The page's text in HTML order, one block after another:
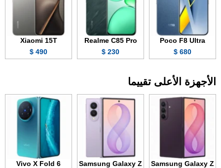
Poco F8 Ultra
680 $
Realme C85 Pro
230 $
Xiaomi 15T
490 $
الأجهزة الأعلى تقييما
Samsung Galaxy Z
Samsung Galaxy Z
Vivo X Fold 6